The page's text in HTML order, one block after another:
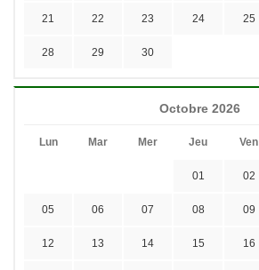
21 22 23 24 25
28 29 30
Octobre 2026
Lun Mar Mer Jeu Ven
01 02
05 06 07 08 09
12 13 14 15 16